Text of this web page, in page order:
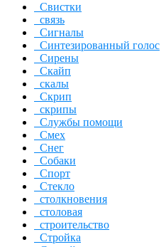
Свистки
связь
Сигналы
Синтезированный голос
Сирены
Скайп
скалы
Скрип
скрипы
Службы помощи
Смех
Снег
Собаки
Спорт
Стекло
столкновения
столовая
строительство
Стройка